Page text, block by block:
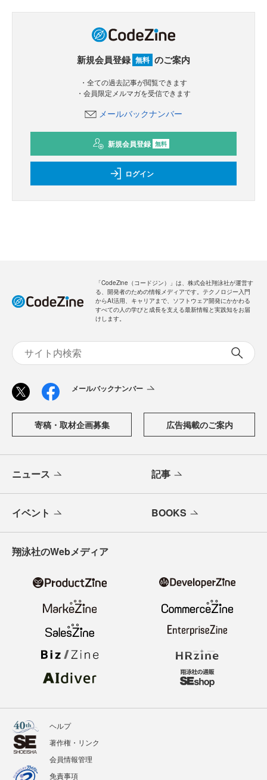
新規会員登録 無料 のご案内
・全ての過去記事が閲覧できます
・会員限定メルマガを受信できます
メールバックナンバー
新規会員登録 無料
ログイン
「CodeZine（コードジン）」は、株式会社翔泳社が運営す
る、開発者のための情報メディアです。テクノロジー入門
からAI活用、キャリアまで、ソフトウェア開発にかかわる
すべての人の学びと成長を支える最新情報と実践知をお届
けします。
メールバックナンバー
寄稿・取材企画募集 広告掲載のご案内
ニュース 記事
イベント BOOKS
翔泳社のWebメディア
ヘルプ
著作権・リンク
会員情報管理
免責事項